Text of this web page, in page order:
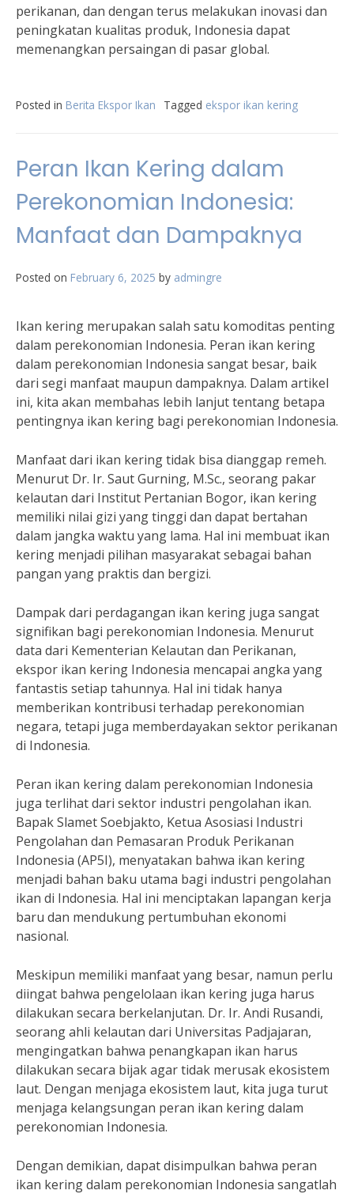
perikanan, dan dengan terus melakukan inovasi dan
peningkatan kualitas produk, Indonesia dapat
memenangkan persaingan di pasar global.
Posted in Berita Ekspor Ikan Tagged ekspor ikan kering
Peran Ikan Kering dalam
Perekonomian Indonesia:
Manfaat dan Dampaknya
Posted on February 6, 2025 by admingre
Ikan kering merupakan salah satu komoditas penting
dalam perekonomian Indonesia. Peran ikan kering
dalam perekonomian Indonesia sangat besar, baik
dari segi manfaat maupun dampaknya. Dalam artikel
ini, kita akan membahas lebih lanjut tentang betapa
pentingnya ikan kering bagi perekonomian Indonesia.
Manfaat dari ikan kering tidak bisa dianggap remeh.
Menurut Dr. Ir. Saut Gurning, M.Sc., seorang pakar
kelautan dari Institut Pertanian Bogor, ikan kering
memiliki nilai gizi yang tinggi dan dapat bertahan
dalam jangka waktu yang lama. Hal ini membuat ikan
kering menjadi pilihan masyarakat sebagai bahan
pangan yang praktis dan bergizi.
Dampak dari perdagangan ikan kering juga sangat
signifikan bagi perekonomian Indonesia. Menurut
data dari Kementerian Kelautan dan Perikanan,
ekspor ikan kering Indonesia mencapai angka yang
fantastis setiap tahunnya. Hal ini tidak hanya
memberikan kontribusi terhadap perekonomian
negara, tetapi juga memberdayakan sektor perikanan
di Indonesia.
Peran ikan kering dalam perekonomian Indonesia
juga terlihat dari sektor industri pengolahan ikan.
Bapak Slamet Soebjakto, Ketua Asosiasi Industri
Pengolahan dan Pemasaran Produk Perikanan
Indonesia (AP5I), menyatakan bahwa ikan kering
menjadi bahan baku utama bagi industri pengolahan
ikan di Indonesia. Hal ini menciptakan lapangan kerja
baru dan mendukung pertumbuhan ekonomi
nasional.
Meskipun memiliki manfaat yang besar, namun perlu
diingat bahwa pengelolaan ikan kering juga harus
dilakukan secara berkelanjutan. Dr. Ir. Andi Rusandi,
seorang ahli kelautan dari Universitas Padjajaran,
mengingatkan bahwa penangkapan ikan harus
dilakukan secara bijak agar tidak merusak ekosistem
laut. Dengan menjaga ekosistem laut, kita juga turut
menjaga kelangsungan peran ikan kering dalam
perekonomian Indonesia.
Dengan demikian, dapat disimpulkan bahwa peran
ikan kering dalam perekonomian Indonesia sangatlah